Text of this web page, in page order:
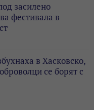
засилено
фестивала в
в Хасковско,
се борят с